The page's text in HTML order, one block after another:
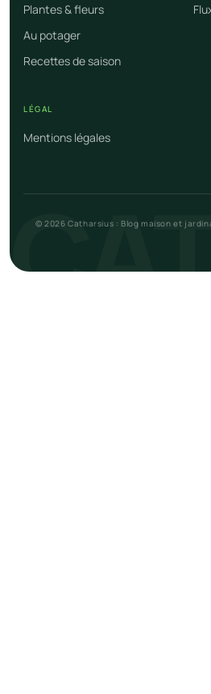
Plantes & fleurs
Au potager
Recettes de saison
LÉGAL
Mentions légales
© 2026 Catharsius : Blog maison et